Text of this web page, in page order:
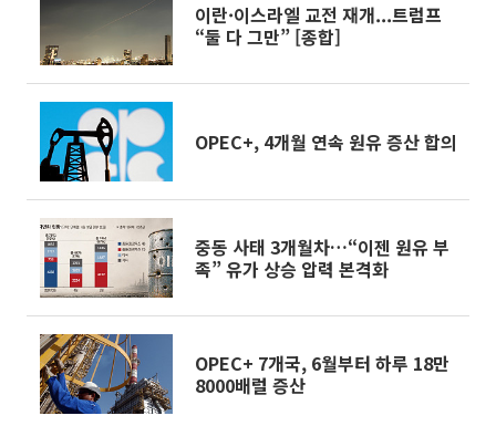
이란·이스라엘 교전 재개...트럼프
“둘 다 그만” [종합]
OPEC+, 4개월 연속 원유 증산 합의
중동 사태 3개월차…“이젠 원유 부
족” 유가 상승 압력 본격화
OPEC+ 7개국, 6월부터 하루 18만
8000배럴 증산